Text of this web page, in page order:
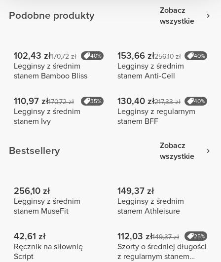
Podobne produkty
Zobacz
wszystkie
102,43 zł170,72 zł 40%
Legginsy z średnim
stanem Bamboo Bliss
153,66 zł256,10 zł 40%
Legginsy z średnim
stanem Anti-Cell
110,97 zł170,72 zł 35%
Legginsy z średnim
stanem Ivy
130,40 zł217,33 zł 40%
Legginsy z regularnym
stanem BFF
Bestsellery
Zobacz
wszystkie
256,10 zł
Legginsy z średnim
stanem MuseFit
149,37 zł
Legginsy z średnim
stanem Athleisure
42,61 zł
Ręcznik na siłownię
Script
112,03 zł149,37 zł 25%
Szorty o średniej długości
z regularnym stanem